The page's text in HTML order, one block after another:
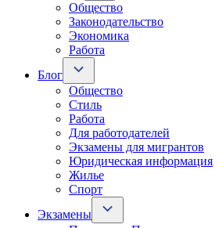
Общество
Законодательство
Экономика
Работа
Блог
Общество
Стиль
Работа
Для работодателей
Экзамены для мигрантов
Юридическая информация
Жилье
Спорт
Экзамены